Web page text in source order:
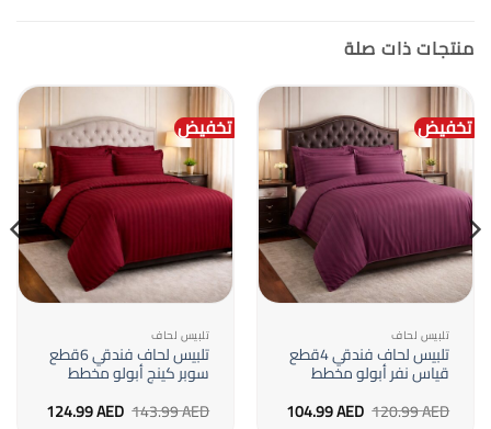
منتجات ذات صلة
تخفيض
تلبيس لحاف
تلبيس لحاف فندقي 4قطع
قياس نفر أبولو مخطط
120.99AED السعر104.99AED السعر
تخفيض
تلبيس لحاف
تلبيس لحاف فندقي 6قطع
سوبر كينج أبولو مخطط
143.99AED السعر124.99AED السعر